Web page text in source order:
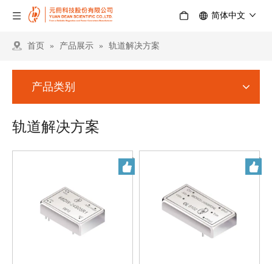
简体中文
首页 » 产品展示 » 轨道解决方案
产品类别
轨道解决方案